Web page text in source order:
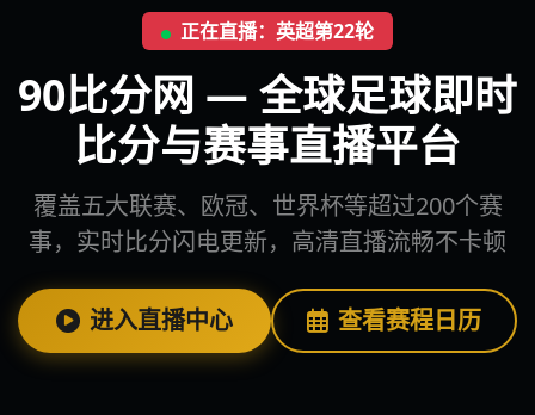
正在直播：英超第22轮
90比分网 — 全球足球即时
比分与赛事直播平台
覆盖五大联赛、欧冠、世界杯等超过200个赛
事，实时比分闪电更新，高清直播流畅不卡顿
进入直播中心 查看赛程日历